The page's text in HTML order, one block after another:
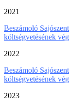
2021
Beszámoló
költségvetésének
2022
Beszámoló
költségvetésének
2023